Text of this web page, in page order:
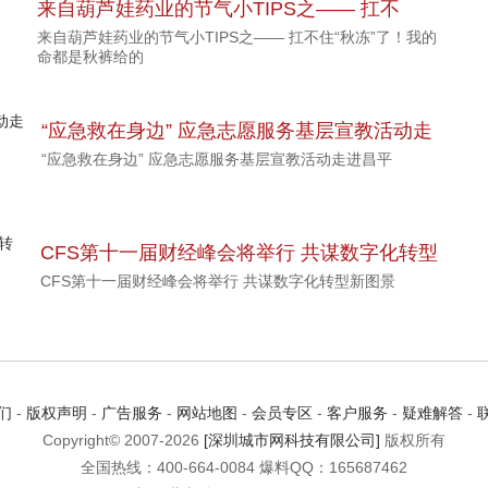
来自葫芦娃药业的节气小TIPS之—— 扛不
住“秋冻”了！我的命都是秋裤给的
来自葫芦娃药业的节气小TIPS之—— 扛不住“秋冻”了！我的
命都是秋裤给的
“应急救在身边” 应急志愿服务基层宣教活动走
进昌平
“应急救在身边” 应急志愿服务基层宣教活动走进昌平
CFS第十一届财经峰会将举行 共谋数字化转型
新图景
CFS第十一届财经峰会将举行 共谋数字化转型新图景
- 版权声明 - 广告服务 - 网站地图 - 会员专区- 客户服务 - 疑难解答-
Copyright© 2007-2026 [深圳城市网科技有限公司] 版权所有
全国热线：400-664-0084 爆料QQ：165687462